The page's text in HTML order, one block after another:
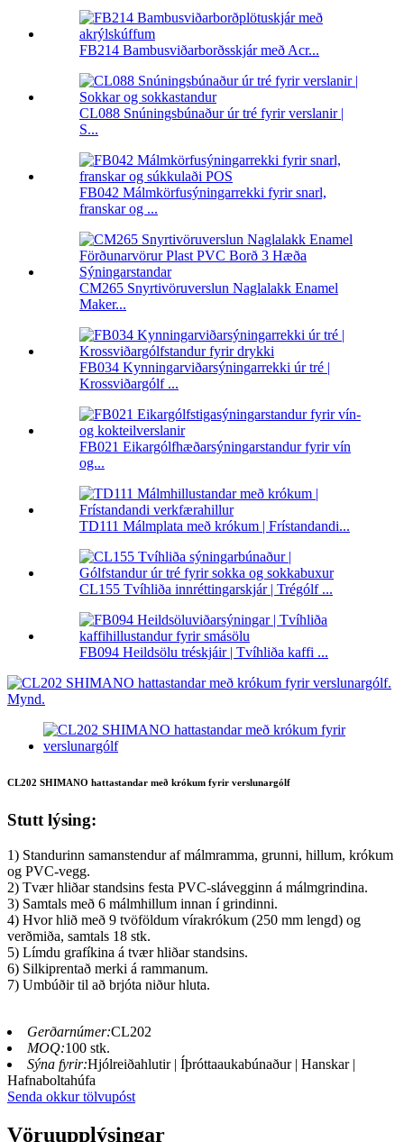
FB214 Bambusviðarborðsskjár með Acr...
CL088 Snúningsbúnaður úr tré fyrir verslanir |
S...
FB042 Málmkörfusýningarrekki fyrir snarl,
franskar og ...
CM265 Snyrtivöruverslun Naglalakk Enamel
Maker...
FB034 Kynningarviðarsýningarrekki úr tré |
Krossviðargólf ...
FB021 Eikargólfhæðarsýningarstandur fyrir vín
og...
TD111 Málmplata með krókum | Frístandandi...
CL155 Tvíhliða innréttingarskjár | Trégólf ...
FB094 Heildsölu tréskjáir | Tvíhliða kaffi ...
CL202 SHIMANO hattastandar með krókum fyrir verslunargólf
Stutt lýsing:
1) Standurinn samanstendur af málmramma, grunni, hillum, krókum
og PVC-vegg.
2) Tvær hliðar standsins festa PVC-slávegginn á málmgrindina.
3) Samtals með 6 málmhillum innan í grindinni.
4) Hvor hlið með 9 tvöföldum vírakrókum (250 mm lengd) og
verðmiða, samtals 18 stk.
5) Límdu grafíkina á tvær hliðar standsins.
6) Silkiprentað merki á rammanum.
7) Umbúðir til að brjóta niður hluta.
Gerðarnúmer:CL202
MOQ:100 stk.
Sýna fyrir:Hjólreiðahlutir | Íþróttaaukabúnaður | Hanskar |
Hafnaboltahúfa
Senda okkur tölvupóst
Vöruupplýsingar